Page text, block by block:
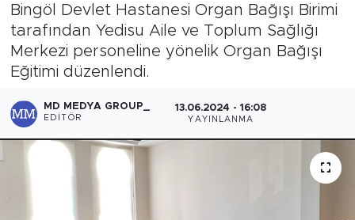
Bingöl Devlet Hastanesi Organ Bağışı Birimi
tarafından Yedisu Aile ve Toplum Sağlığı
Merkezi personeline yönelik Organ Bağışı
Eğitimi düzenlendi.
MD MEDYA GROUP_
EDITÖR
13.06.2024 - 16:08
YAYINLANMA
Adaklı-Kiğı
Yayladere-Yedisu
MD Prestij Dergisi
Siyaset
Tüm Manşetler
Son Dakika Haberleri
Haber Arşivi